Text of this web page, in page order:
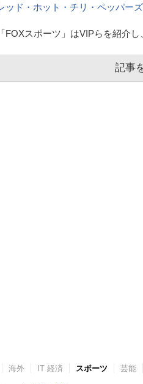
ッド・ホット・チリ・ペッパーズ
「FOXスポーツ」はVIPらを紹介
記事
海外 IT 経済 スポーツ 芸能